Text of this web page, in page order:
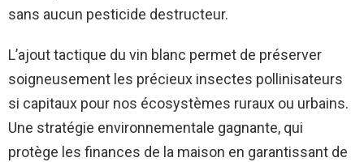
sans aucun pesticide destructeur.
L’ajout tactique du vin blanc permet de préserver
soigneusement les précieux insectes pollinisateurs
si capitaux pour nos écosystèmes ruraux ou urbains.
Une stratégie environnementale gagnante, qui
protège les finances de la maison en garantissant de